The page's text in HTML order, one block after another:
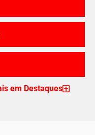
em Destaques